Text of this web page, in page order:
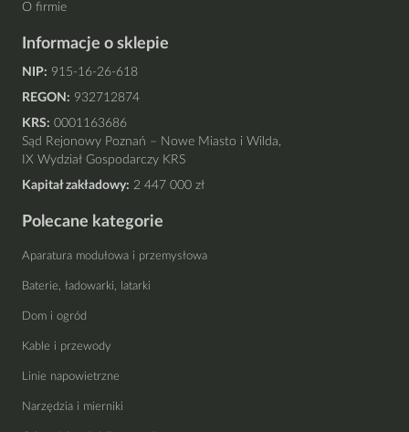
O firmie
Informacje o sklepie
NIP: 915-16-26-618
REGON: 932712874
KRS: 0001163686
Sąd Rejonowy Poznań – Nowe Miasto i Wilda,
IX Wydział Gospodarczy KRS
Kapitał zakładowy: 2 447 000 zł
Polecane kategorie
Aparatura modułowa i przemysłowa
Baterie, ładowarki, latarki
Dom i ogród
Kable i przewody
Linie napowietrzne
Narzędzia i mierniki